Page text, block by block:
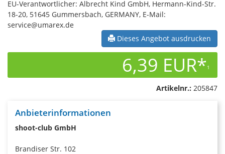
EU-Verantwortlicher: Albrecht Kind GmbH, Hermann-Kind-Str.
18-20, 51645 Gummersbach, GERMANY, E-Mail:
service@umarex.de
Dieses Angebot ausdrucken
6,39 EUR*1
Artikelnr.: 205847
Anbieterinformationen
shoot-club GmbH
Brandiser Str. 102